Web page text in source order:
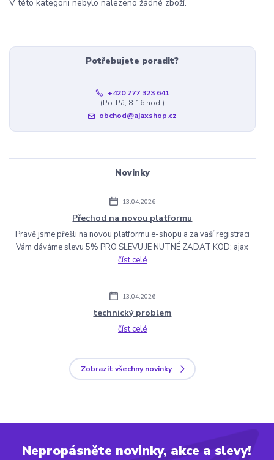
V této kategorii nebylo nalezeno žádné zboží.
Potřebujete poradit?
+420 777 323 641
(Po-Pá, 8-16 hod.)
obchod@ajaxshop.cz
Novinky
13.04.2026
Přechod na novou platformu
Pravě jsme přešli na novou platformu e-shopu a za vaší registraci
Vám dáváme slevu 5% PRO SLEVU JE NUTNÉ ZADAT KOD: ajax
číst celé
13.04.2026
technický problem
číst celé
Zobrazit všechny novinky
Nepropásněte novinky, akce a slevy!